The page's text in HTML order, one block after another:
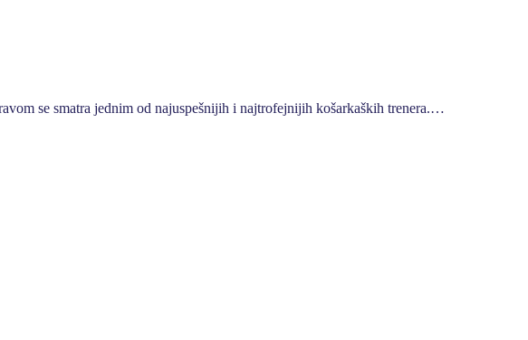
se smatra jednim od najuspešnijih i najtrofejnijih košarkaških trenera.…